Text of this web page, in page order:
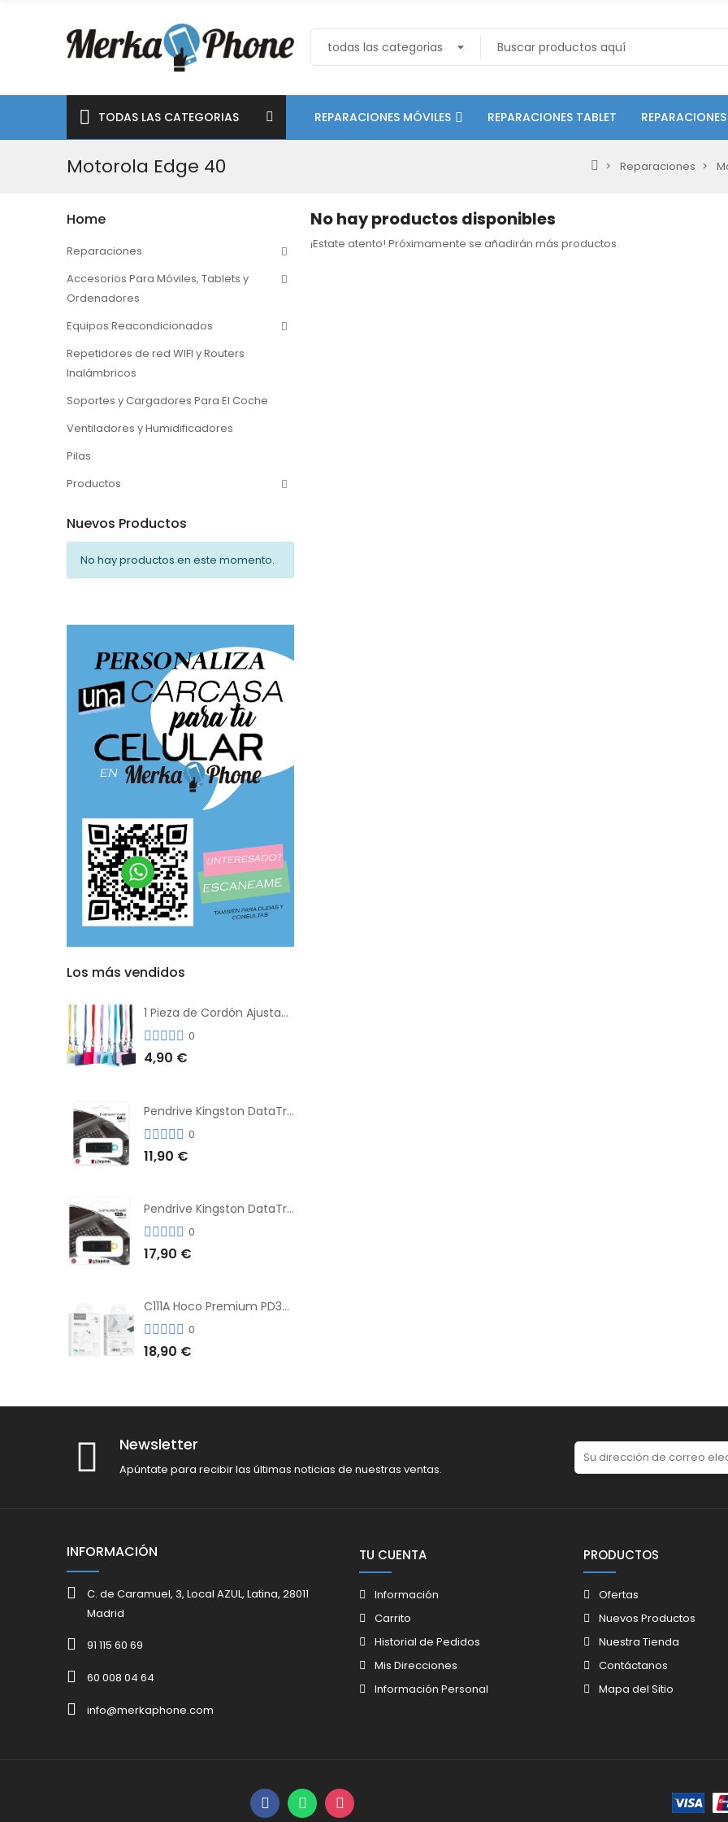
TODAS LAS CATEGORIAS REPARACIONES MÓVILES REPARACIONES TABLET
Motorola Edge 40 Reparaciones
Home
Reparaciones
Accesorios Para Móviles, Tablets y
Ordenadores
Equipos Reacondicionados
Repetidores de red WIFI y Routers
Inalámbricos
Soportes y Cargadores Para El Coche
Ventiladores y Humidificadores
Pilas
Productos
Nuevos Productos
No hay productos en este momento.
Los más vendidos
1 Pieza de Cordón Ajustable Universal Para el Teléfono Con Clip Antipérdida
0
4,90 €
Pendrive Kingston DataTraveler® Exodia™ 64GB 3.2'
0
11,90 €
Pendrive Kingston DataTraveler® Exodia™ 128GB 3.2´
0
17,90 €
C111A Hoco Premium PD30W Adaptador de Carga Rápida Puerto Dual USB+Tipo C + Cable
0
18,90 €
No hay productos disponibles
¡Estate atento! Próximamente se añadirán más productos.
Newsletter
Apúntate para recibir las últimas noticias de nuestras ventas.
INFORMACIÓN
C. de Caramuel, 3, Local AZUL, Latina, 28011
Madrid
91 115 60 69
60 008 04 64
info@merkaphone.com
TU CUENTA
Información
Carrito
Historial de Pedidos
Mis Direcciones
Información Personal
PRODUCTOS
Ofertas
Nuevos Productos
Nuestra Tienda
Contáctanos
Mapa del Sitio